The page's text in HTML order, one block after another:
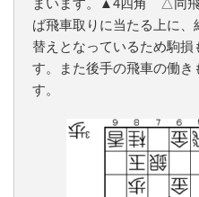
まいます。▲4四角 △同
ば飛車取りに当たる上に
替えとなっているため駒
す。また後手の飛車の働き
す。